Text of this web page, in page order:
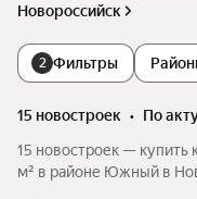
Новороссийск
2 Фильтры
15 новостроек •
по
15 новостроек — купить
м² в районе Южный в